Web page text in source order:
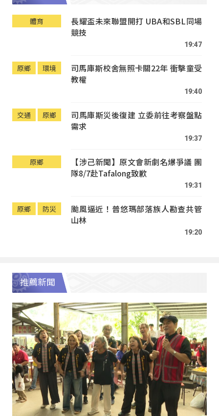
體育
長耀盃未來聯盟開打 UBA和SBL同場
競技
19:47
原鄉 環境
司馬庫斯校舍無照卡關22年 衝擊童受
教權
19:40
交通 原鄉
司馬庫斯災後復建 立委前往考察盤點
需求
19:37
原鄉
【涉己新聞】原文會新劇名爆爭議 團
隊8/7赴Tafalong致歉
19:31
原鄉 防災
颱風逼近！普悠瑪部落族人勘查共管
山林
19:20
推薦新聞